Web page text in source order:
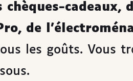
cadeaux,
de
les goûts. Vous